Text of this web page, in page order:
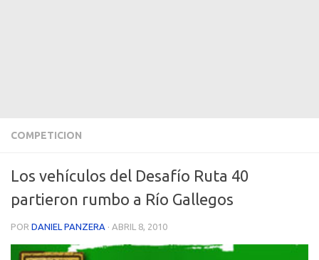
COMPETICION
Los vehículos del Desafío Ruta 40
partieron rumbo a Río Gallegos
POR DANIEL PANZERA · ABRIL 8, 2010